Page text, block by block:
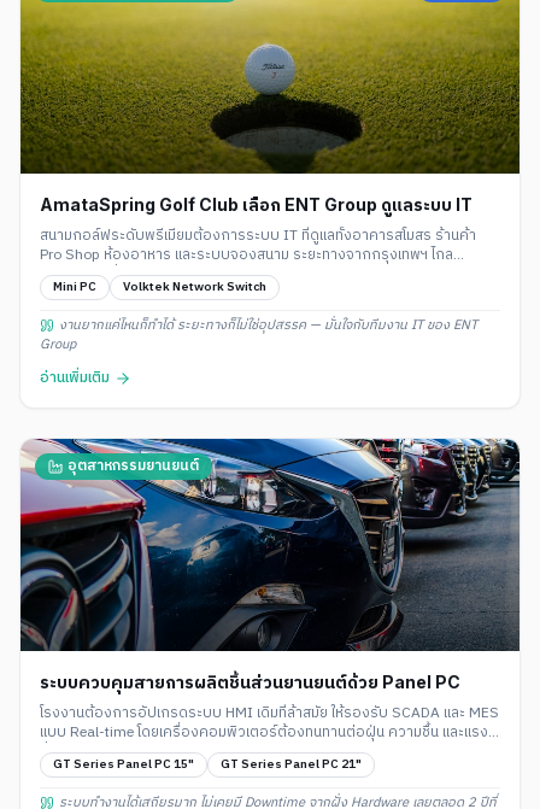
AmataSpring Golf Club เลือก ENT Group ดูแลระบบ IT
สนามกอล์ฟระดับพรีเมียมต้องการระบบ IT ที่ดูแลทั้งอาคารสโมสร ร้านค้า
Pro Shop ห้องอาหาร และระบบจองสนาม ระยะทางจากกรุงเทพฯ ไกล
ต้องการทีมที่ไปถึงได้และดูแลอย่างมืออาชีพ
Mini PC Volktek Network Switch
งานยากแค่ไหนก็ทำได้ ระยะทางก็ไม่ใช่อุปสรรค — มั่นใจกับทีมงาน IT ของ ENT
Group
อ่านเพิ่มเติม
อุตสาหกรรมยานยนต์
ระบบควบคุมสายการผลิตชิ้นส่วนยานยนต์ด้วย Panel PC
โรงงานต้องการอัปเกรดระบบ HMI เดิมที่ล้าสมัย ให้รองรับ SCADA และ MES
แบบ Real-time โดยเครื่องคอมพิวเตอร์ต้องทนทานต่อฝุ่น ความชื้น และแรง
สั่นสะเทือนในไลน์ผลิต
GT Series Panel PC 15" GT Series Panel PC 21"
ระบบทำงานได้เสถียรมาก ไม่เคยมี Downtime จากฝั่ง Hardware เลยตลอด 2 ปีที่